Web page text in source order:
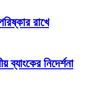
রাখে
ব্যাংকের নিদের্শনা